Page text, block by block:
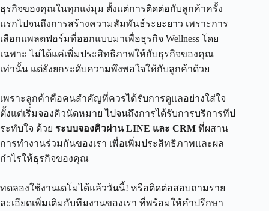
ธุรกิจของคุณในทุกแง่มุม ตั้งแต่การติดต่อกับลูกค้าครั้ง
แรกไปจนถึงการสร้างความสัมพันธ์ระยะยาว เพราะการ
เลือกแพลตฟอร์มที่ออกแบบมาเพื่อธุรกิจ Wellness โดย
เฉพาะ ไม่ได้แค่เพิ่มประสิทธิภาพให้กับธุรกิจของคุณ
เท่านั้น แต่ยังยกระดับความพึงพอใจให้กับลูกค้าด้วย
เพราะลูกค้าคือคนสำคัญที่ควรได้รับการดูแลอย่างใส่ใจ
ตั้งแต่เริ่มจองคิวนัดหมาย ไปจนถึงการได้รับการบริการทีป
ระทับใจ ด้วย ระบบจองคิวผ่าน LINE และ CRM ที่ผสาน
การทำงานร่วมกันของเรา เพื่อเพิ่มประสิทธิภาพและผล
กำไรให้ธุรกิจของคุณ
ทดลองใช้งานเดโมได้แล้ววันนี้! หรือติดต่อสอบถามราย
ละเอียดเพิ่มเติมกับทีมงานของเรา ที่พร้อมให้คำปรึกษา